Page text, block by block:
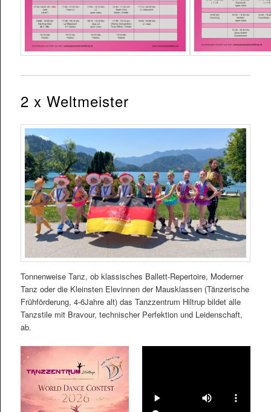
2 x Weltmeister
Tonnenweise Tanz, ob klassisches Ballett-Repertoire, Moderner
Tanz oder die Kleinsten Elevinnen der Mausklassen (Tänzerische
Frühförderung, 4-6Jahre alt) das Tanzzentrum Hiltrup bildet alle
Tanzstile mit Bravour, technischer Perfektion und Leidenschaft,
ab.